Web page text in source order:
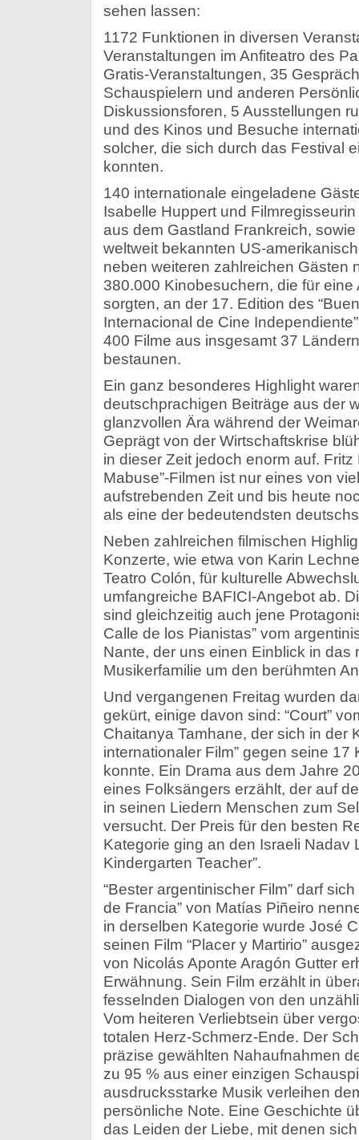
sehen lassen:
1172 Funktionen in diversen
Veranstaltungen im Anfiteatro des
Gratis-Veranstaltungen, 35
Schauspielern und anderen
Diskussionsforen, 5 Ausstellungen
und des Kinos und Besuche
solcher, die sich durch das Festival
konnten.
140 internationale eingeladene
Isabelle Huppert und
aus dem Gastland Frankreich,
weltweit bekannten US-
neben weiteren zahlreichen Gästen
380.000 Kinobesuchern, die für
sorgten, an der 17. Edition des
Internacional de Cine
400 Filme aus insgesamt 37
bestaunen.
Ein ganz besonderes Highlight
deutschprachigen Beiträge aus der
glanzvollen Ära während der
Geprägt von der Wirtschaftskrise
in dieser Zeit jedoch enorm auf. Fritz
Mabuse”-Filmen ist nur eines von
aufstrebenden Zeit und bis heute
als eine der bedeutendsten
Neben zahlreichen filmischen
Konzerte, wie etwa von Karin
Teatro Colón, für kulturelle
umfangreiche BAFICI-Angebot ab.
sind gleichzeitig auch jene
Calle de los Pianistas” vom
Nante, der uns einen Einblick in das
Musikerfamilie um den berühmten
Und vergangenen Freitag wurden
gekürt, einige davon sind: “Court”
Chaitanya Tamhane, der sich in der
internationaler Film” gegen seine
konnte. Ein Drama aus dem Jahre
eines Folksängers erzählt, der auf
in seinen Liedern Menschen zum
versucht. Der Preis für den besten
Kategorie ging an den Israeli Nadav
Kindergarten Teacher”.
“Bester argentinischer Film” darf
de Francia” von Matías Piñeiro
in derselben Kategorie wurde José
seinen Film “Placer y Martirio”
von Nicolás Aponte Aragón Gutter
Erwähnung. Sein Film erzählt in
fesselnden Dialogen von den
Vom heiteren Verliebtsein über
totalen Herz-Schmerz-Ende. Der
präzise gewählten Nahaufnahmen
zu 95 % aus einer einzigen
ausdrucksstarke Musik verleihen
persönliche Note. Eine Geschichte
das Leiden der Liebe, mit denen